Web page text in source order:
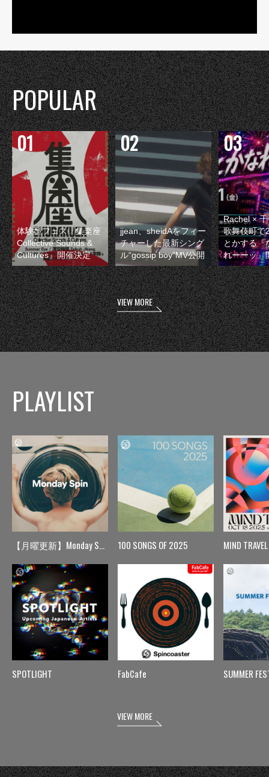
POPULAR
体験型フェス『集楽座
Collective Sounds &
Cultures』開催決定
jjean、sheidAをフィー
チャーした最新シング
ル“gossip boy”MV公開
Rachel ×
歌舞伎町で
とかする『
れーーッ』
VIEW MORE
PLAYLIST
【月曜更新】Monday Spin
SPOTLIGHT
100 SONGS OF 2025
FabCafe
MIND TRAVEL
SUMMER
VIEW MORE